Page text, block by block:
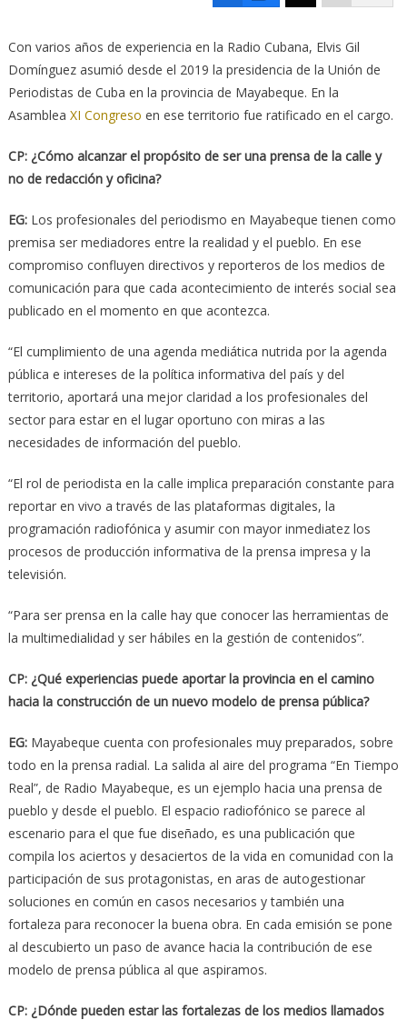
Con varios años de experiencia en la Radio Cubana, Elvis Gil
Domínguez asumió desde el 2019 la presidencia de la Unión de
Periodistas de Cuba en la provincia de Mayabeque. En la
Asamblea XI Congreso en ese territorio fue ratificado en el cargo.
CP: ¿Cómo alcanzar el propósito de ser una prensa de la calle y
no de redacción y oficina?
EG:Los profesionales del periodismo en Mayabeque tienen como
premisa ser mediadores entre la realidad y el pueblo. En ese
compromiso confluyen directivos y reporteros de los medios de
comunicación para que cada acontecimiento de interés social sea
publicado en el momento en que acontezca.
“El cumplimiento de una agenda mediática nutrida por la agenda
pública e intereses de la política informativa del país y del
territorio, aportará una mejor claridad a los profesionales del
sector para estar en el lugar oportuno con miras a las
necesidades de información del pueblo.
“El rol de periodista en la calle implica preparación constante para
reportar en vivo a través de las plataformas digitales, la
programación radiofónica y asumir con mayor inmediatez los
procesos de producción informativa de la prensa impresa y la
televisión.
“Para ser prensa en la calle hay que conocer las herramientas de
la multimedialidad y ser hábiles en la gestión de contenidos”.
CP: ¿Qué experiencias puede aportar la provincia en el camino
hacia la construcción de un nuevo modelo de prensa pública?
EG:Mayabeque cuenta con profesionales muy preparados, sobre
todo en la prensa radial. La salida al aire del programa “En Tiempo
Real”, de Radio Mayabeque, es un ejemplo hacia una prensa de
pueblo y desde el pueblo. El espacio radiofónico se parece al
escenario para el que fue diseñado, es una publicación que
compila los aciertos y desaciertos de la vida en comunidad con la
participación de sus protagonistas, en aras de autogestionar
soluciones en común en casos necesarios y también una
fortaleza para reconocer la buena obra. En cada emisión se pone
al descubierto un paso de avance hacia la contribución de ese
modelo de prensa pública al que aspiramos.
CP: ¿Dónde pueden estar las fortalezas de los medios llamados